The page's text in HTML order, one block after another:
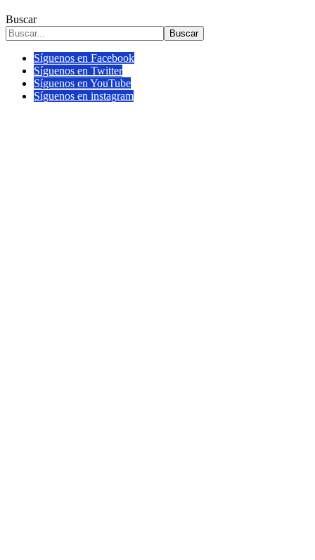
Buscar
Buscar
Síguenos en Facebook
Síguenos en Twitter
Síguenos en YouTube
Síguenos en instagram